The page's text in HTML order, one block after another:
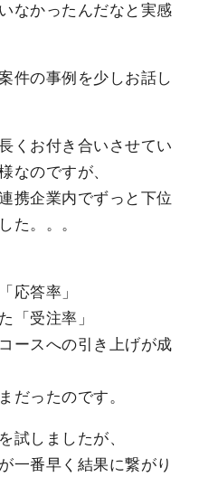
なかったんだなと実感
件の事例を少しお話し
くお付き合いさせてい
なのですが、
携企業内でずっと下位
た。。。
応答率」
「受注率」
ースへの引き上げが成
だったのです。
試しましたが、
一番早く結果に繋がり